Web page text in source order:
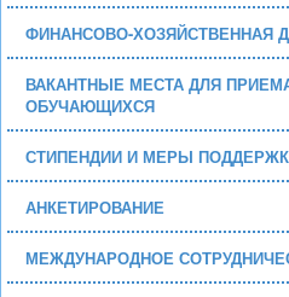
ФИНАНСОВО-ХОЗЯЙСТВЕННАЯ
ВАКАНТНЫЕ МЕСТА ДЛЯ
ОБУЧАЮЩИХСЯ
СТИПЕНДИИ И МЕРЫ
АНКЕТИРОВАНИЕ
МЕЖДУНАРОДНОЕ